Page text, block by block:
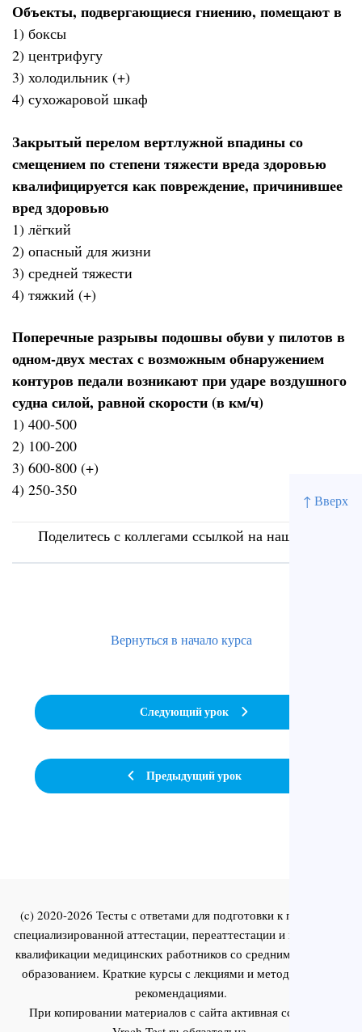
↑ Вверх
Объекты, подвергающиеся гниению, помещают в
1) боксы
2) центрифугу
3) холодильник (+)
4) сухожаровой шкаф
Закрытый перелом вертлужной впадины со
смещением по степени тяжести вреда здоровью
квалифицируется как повреждение, причинившее
вред здоровью
1) лёгкий
2) опасный для жизни
3) средней тяжести
4) тяжкий (+)
Поперечные разрывы подошвы обуви у пилотов в
одном-двух местах с возможным обнаружением
контуров педали возникают при ударе воздушного
судна силой, равной скорости (в км/ч)
1) 400-500
2) 100-200
3) 600-800 (+)
4) 250-350
Поделитесь с коллегами ссылкой на наш сайт
Предыдущий урок
Вернуться в начало курса
Следующий урок
(c) 2020-2026 Тесты с ответами для подготовки к первичной
специализированной аттестации, переаттестации и повышения
квалификации медицинских работников со средним и высшим
образованием. Краткие курсы с лекциями и методическими
рекомендациями.
При копировании материалов с сайта активная ссылка на